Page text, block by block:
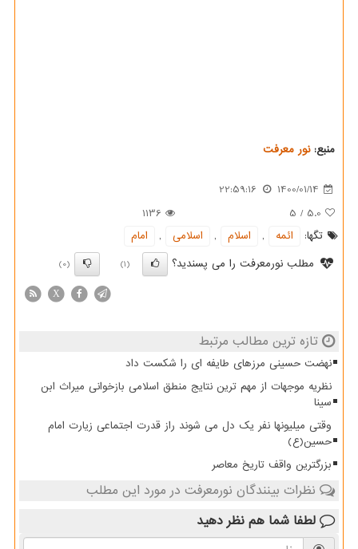
منبع:نور معرفت
1400/01/14
22:59:16
5.0
/
5
1136
تگها:
ائمه , اسلام , اسلامی ,
امام
مطلب نورمعرفت را می پسندید؟
(1)
(0)
X
تازه ترین مطالب مرتبط
نهضت حسینی مرزهای طایفه ای را شکست داد
نظریه موجهات از مهم ترین نتایج منطق اسلامی بازخوانی میراث ابن
سینا
وقتی میلیونها نفر یک دل می شوند راز قدرت اجتماعی زیارت امام
حسین(ع)
بزرگترین واقف تاریخ معاصر
نظرات بینندگان نورمعرفت در مورد این مطلب
لطفا شما هم نظر دهید